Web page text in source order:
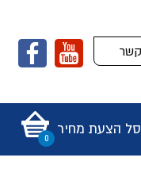
סל הצעת מחיר